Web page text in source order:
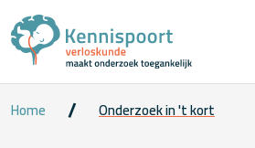
Home Onderzoek in 't kort